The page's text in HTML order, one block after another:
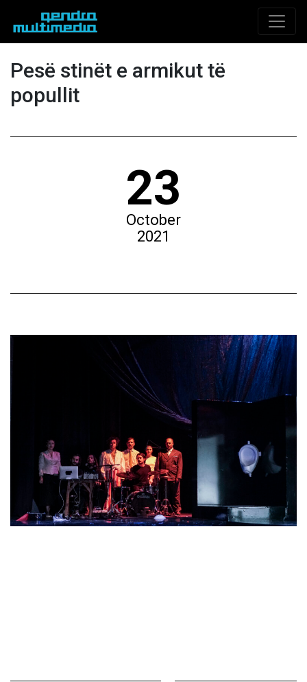
Pesë stinët e armikut të
popullit
23
October
2021